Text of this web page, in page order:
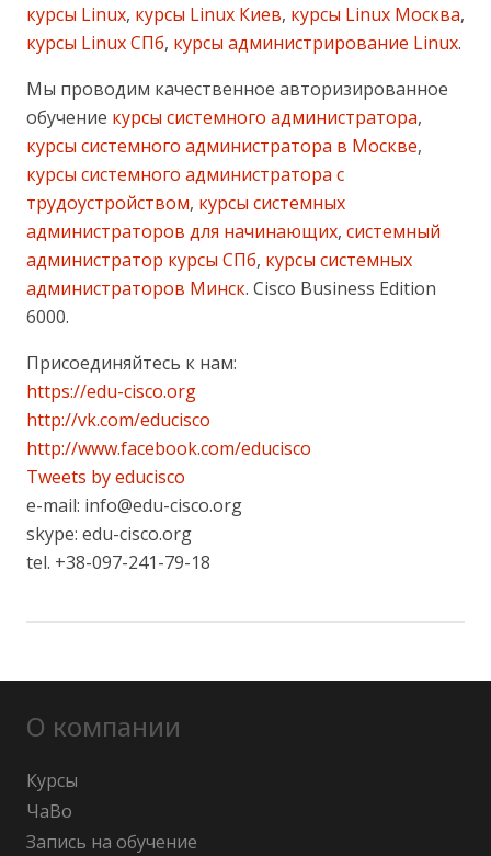
курсы Linux, курсы Linux Киев, курсы Linux Москва,
курсы Linux СПб, курсы администрирование Linux.
Мы проводим качественное авторизированное
обучение курсы системного администратора,
курсы системного администратора в Москве,
курсы системного администратора с
трудоустройством, курсы системных
администраторов для начинающих, системный
администратор курсы СПб, курсы системных
администраторов Минск. Cisco Business Edition
6000.
Присоединяйтесь к нам:
https://edu-cisco.org
http://vk.com/educisco
http://www.facebook.com/educisco
Tweets by educisco
e-mail: info@edu-cisco.org
skype: edu-cisco.org
tel. +38-097-241-79-18
О компании
Курсы
ЧаВо
Запись на обучение